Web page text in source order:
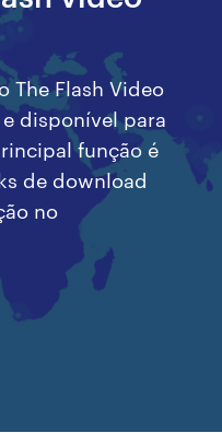
The Flash Video
disponível para
função é
de download
no